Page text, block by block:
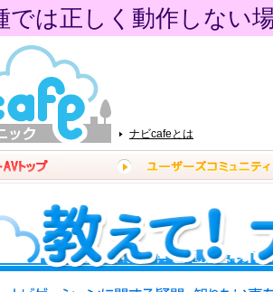
では正しく動作しない
ナビcafeとは